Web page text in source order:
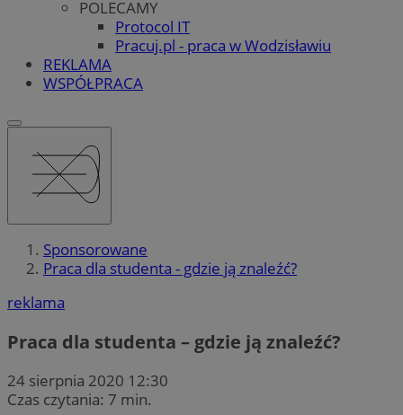
POLECAMY
Protocol IT
Pracuj.pl - praca w Wodzisławiu
REKLAMA
WSPÓŁPRACA
Sponsorowane
Praca dla studenta - gdzie ją znaleźć?
reklama
Praca dla studenta – gdzie ją znaleźć?
24 sierpnia 2020 12:30
Czas czytania: 7 min.